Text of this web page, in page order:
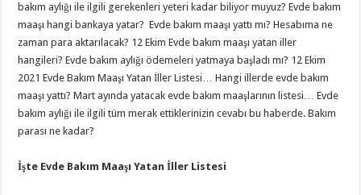
bakım aylığı ile ilgili gerekenleri yeteri kadar biliyor muyuz? Evde bakım
maaşı hangi bankaya yatar? Evde bakım maaşı yattı mı? Hesabıma ne
zaman para aktarılacak? 12 Ekim Evde bakım maaşı yatan iller
hangileri? Evde bakım aylığı ödemeleri yatmaya başladı mı? 12 Ekim
2021 Evde Bakım Maaşı Yatan İller Listesi… Hangi illerde evde bakım
maaşı yattı? Mart ayında yatacak evde bakım maaşlarının listesi… Evde
bakım aylığı ile ilgili tüm merak ettiklerinizin cevabı bu haberde. Bakım
parası ne kadar?
İşte Evde Bakım Maaşı Yatan İller Listesi